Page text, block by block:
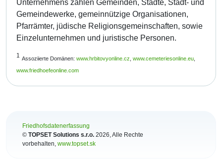
Unternehmens zählen Gemeinden, Städte, Stadt- und
Gemeindewerke, gemeinnützige Organisationen,
Pfarrämter, jüdische Religionsgemeinschaften, sowie
Einzelunternehmen und juristische Personen.
1 Assoziierte Domänen: www.hrbitovyonline.cz www.cemeteriesonline.eu
www.friedhoefeonline.com
Friedhofsdatenerfassung
© TOPSET Solutions s.r.o. 2026, Alle Rechte
vorbehalten, www.topset.sk